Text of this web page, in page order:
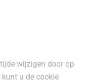
wijzigen door op
u de cookie